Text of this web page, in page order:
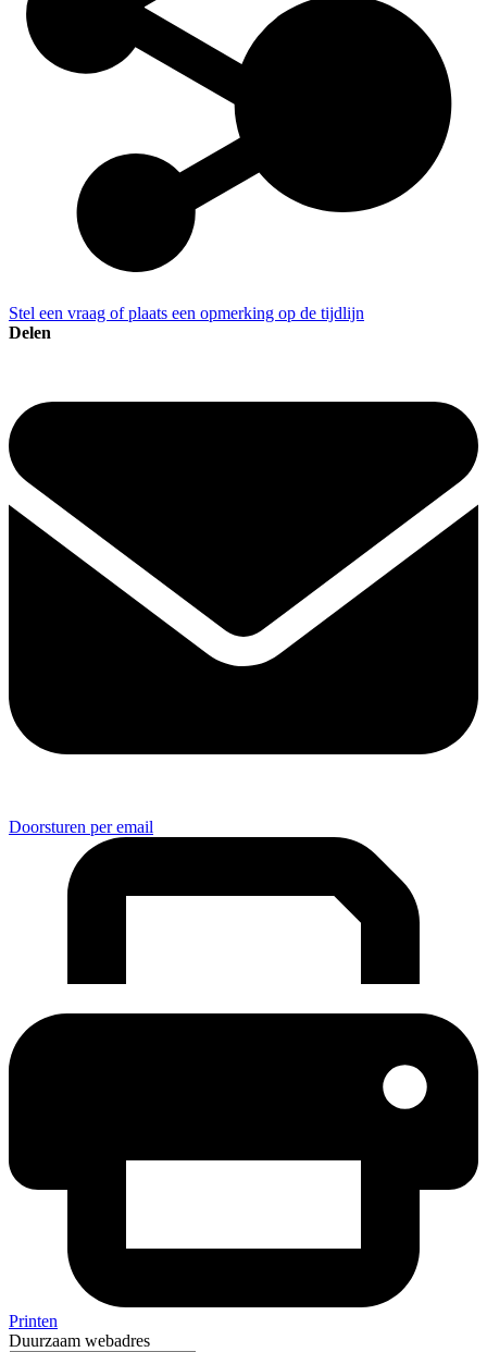
Stel een vraag of plaats een opmerking op de tijdlijn
Delen
Doorsturen per email
Printen
Duurzaam webadres